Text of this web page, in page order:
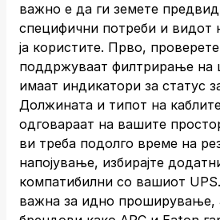
важно е да ги земете
специфични потреби и видот
ја користите. Прво,
поддржуваат филтрирање на
имаат индикатори за статус
Должината и типот на
одговараат на вашите
ви треба подолго време на
напојување, избирајте
компатибилни со вашиот
важна за идно проширување,